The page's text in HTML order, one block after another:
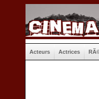
Acteurs Actrices